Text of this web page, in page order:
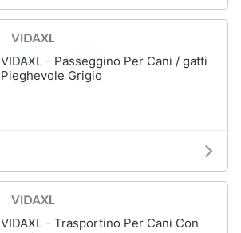
VIDAXL - Passeggino Per Cani / gatti
Pieghevole Grigio
VIDAXL - Trasportino Per Cani Con